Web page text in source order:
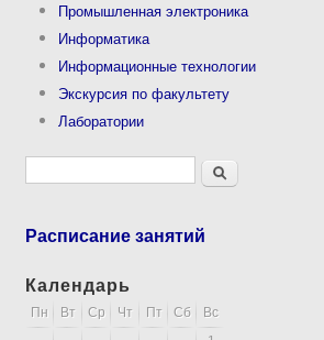
Промышленная электроника
Информатика
Информационные технологии
Экскурсия по факультету
Лаборатории
Форма поискаПоиск
Расписание занятий
Календарь
Пн Вт Ср Чт Пт Сб
Вс